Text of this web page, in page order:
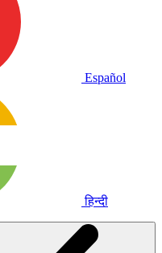
Español
हिन्दी